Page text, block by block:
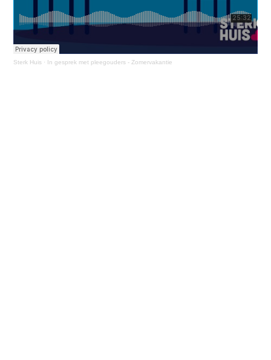
Sterk Huis · In gesprek met pleegouders - Zomervakantie